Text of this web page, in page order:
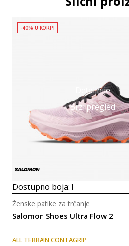
Detaljnije
Brzi pregled
-40% U KORPI
Dostupno boja:1
Salomon Shoes Ultra Flow 2
Ženske patike za trčanje
ALL TERRAIN CONTAGRIP